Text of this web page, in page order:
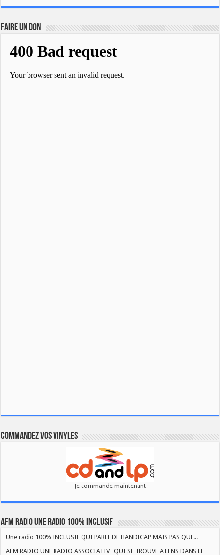
FAIRE UN DON
Commandez vos vinyles
Je commande maintenant
AFM RADIO UNE RADIO 100% INCLUSIF
Une radio 100% INCLUSIF QUI PARLE DE HANDICAP MAIS PAS QUE...
AFM RADIO UNE RADIO ASSOCIATIVE QUI SE TROUVE A LENS DANS LE